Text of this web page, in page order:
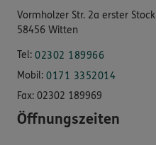
Vormholzer Str. 2a erster Stock
58456 Witten
Tel: 02302 189966
Mobil: 0171 3352014
Fax: 02302 189969
Öffnungszeiten